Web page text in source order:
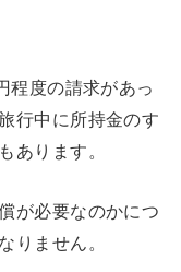
程度の請求があっ
行中に所持金のす
あります。
が必要なのかにつ
りません。